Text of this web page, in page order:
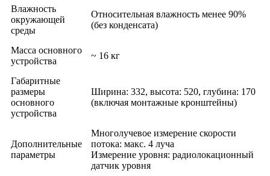
Влажность
окружающей
среды
Относительная влажность менее 90%
(без конденсата)
Масса основного
устройства
~ 16 кг
Габаритные
размеры
основного
устройства
Ширина: 332, высота: 520, глубина: 170
(включая монтажные кронштейны)
Дополнительные
параметры
Многолучевое измерение скорости
потока: макс. 4 луча
Измерение уровня: радиолокационный
датчик уровня